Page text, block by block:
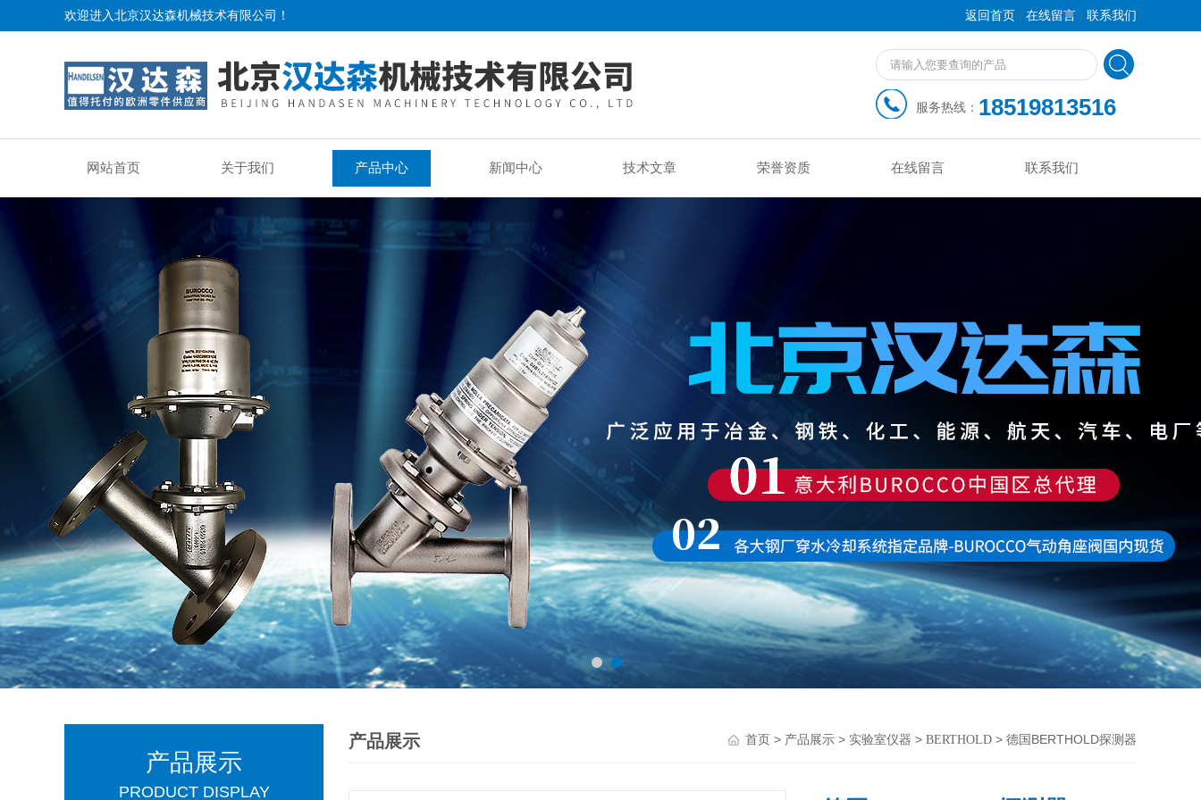
欢迎进入北京汉达森机械技术有限公司！ 返回首页 | 在线留言 | 联系我们
服务热线： 18519813516
网站首页 关于我们 产品中心 新闻中心 技术文章 荣誉资质 在线留言 联系我们
产品展示
PRODUCT DISPLAY
产品展示 首页 > 产品展示 > 实验室仪器 > BERTHOLD > 德国BERTHOLD探测器